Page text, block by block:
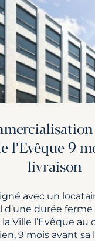
l’Evêque 9
livraison
avec un
d’une durée ferme
Ville l’Evêque
9 mois avant sa